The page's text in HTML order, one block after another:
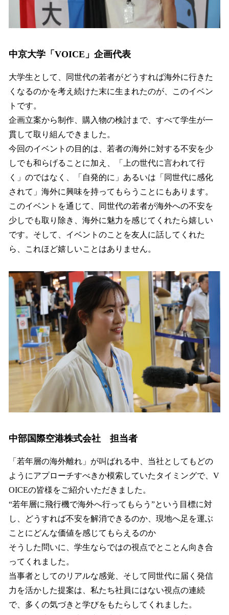
中京大学「VOICE」企画代表
大学生として、同世代の若者がどうすれば海外に行きた
くなるのかを考え続けた末に生まれたのが、このイベン
トです。
企画立案から制作、購入物の検討まで、すべて学生が一
貫して取り組んできました。
今回のイベントの目的は、若者の海外に対する不安を少
しでも和らげることに加え、「上の世代に言われて行
く」のではなく、「自発的に」あるいは「同世代に感化
されて」海外に興味を持ってもらうことにもあります。
このイベントを通じて、同世代の若者が海外への不安を
少しでも取り除き、海外に魅力を感じてくれたら嬉しい
です。そして、イベントのことを友人に話してくれた
ら、これほど嬉しいことはありません。
中部国際空港株式会社 担当者
「若年層の海外離れ」が叫ばれる中、当社としてもどの
ようにアプローチすべきか模索していたタイミングで、V
OICEの皆様をご紹介いただきました。
“若年層に飛行機で海外へ行ってもらう”という目標に対
し、どうすれば不安を解消できるのか、現地へ足を運ぶ
ことにどんな価値を感じてもらえるのか
そうした問いに、学生ならではの視点でとことん向き合
ってくれました。
当事者としてのリアルな感覚、そして同世代に届く発信
力を活かした提案は、私たち社員にはない視点の連続
で、多くの気づきと学びをもたらしてくれました。